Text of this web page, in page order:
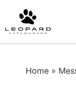
Home»